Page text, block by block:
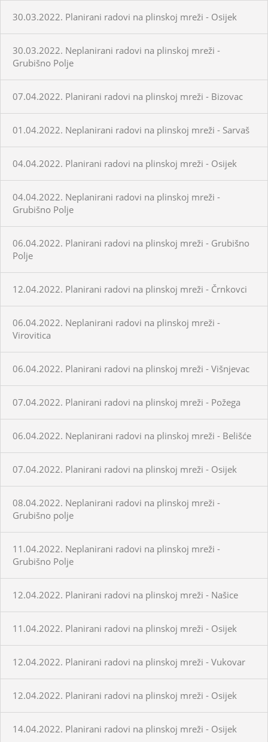
30.03.2022. Planirani radovi na plinskoj mreži - Osijek
30.03.2022. Neplanirani radovi na plinskoj mreži -
Grubišno Polje
07.04.2022. Planirani radovi na plinskoj mreži - Bizovac
01.04.2022. Neplanirani radovi na plinskoj mreži - Sarvaš
04.04.2022. Planirani radovi na plinskoj mreži - Osijek
04.04.2022. Neplanirani radovi na plinskoj mreži -
Grubišno Polje
06.04.2022. Planirani radovi na plinskoj mreži - Grubišno
Polje
12.04.2022. Planirani radovi na plinskoj mreži - Črnkovci
06.04.2022. Neplanirani radovi na plinskoj mreži -
Virovitica
06.04.2022. Planirani radovi na plinskoj mreži - Višnjevac
07.04.2022. Planirani radovi na plinskoj mreži - Požega
06.04.2022. Neplanirani radovi na plinskoj mreži - Belišće
07.04.2022. Planirani radovi na plinskoj mreži - Osijek
08.04.2022. Neplanirani radovi na plinskoj mreži -
Grubišno polje
11.04.2022. Neplanirani radovi na plinskoj mreži -
Grubišno Polje
12.04.2022. Planirani radovi na plinskoj mreži - Našice
11.04.2022. Planirani radovi na plinskoj mreži - Osijek
12.04.2022. Planirani radovi na plinskoj mreži - Vukovar
12.04.2022. Planirani radovi na plinskoj mreži - Osijek
14.04.2022. Planirani radovi na plinskoj mreži - Osijek